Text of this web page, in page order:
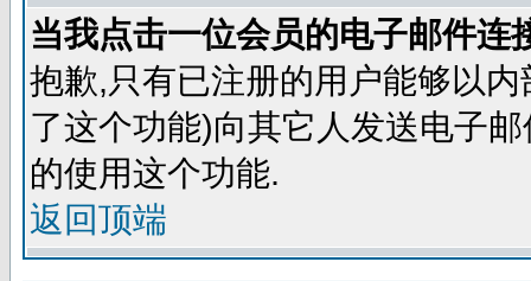
当我点击一位会员的电子邮件连
抱歉,只有已注册的用户能够以
了这个功能)向其它人发送电子
的使用这个功能.
返回顶端